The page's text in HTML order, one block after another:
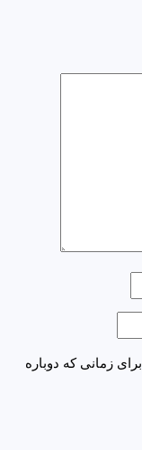
زمانی که دوباره